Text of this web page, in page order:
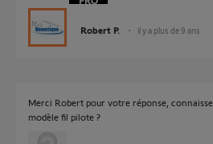
Robert P. il y a plus de 9 ans
Merci Robert pour votre réponse,
modèle fil pilote ?